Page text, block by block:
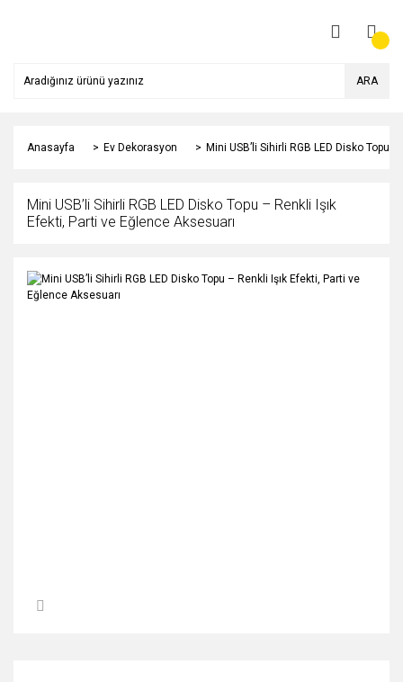
ARA
Anasayfa Ev Dekorasyon Mini USB’li Sihirli RGB LED Disko Topu
Mini USB’li Sihirli RGB LED Disko Topu – Renkli Işık
Efekti, Parti ve Eğlence Aksesuarı